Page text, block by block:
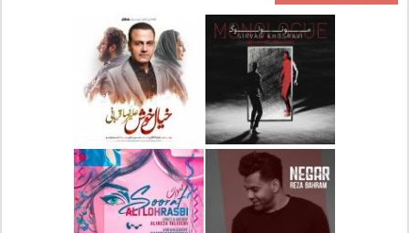
دانلود آلبوم جدید سیروان
خسروی بنام مونولوگ
دانلود آهنگ جدید علیرضا
قربانی بنام خیال خوش